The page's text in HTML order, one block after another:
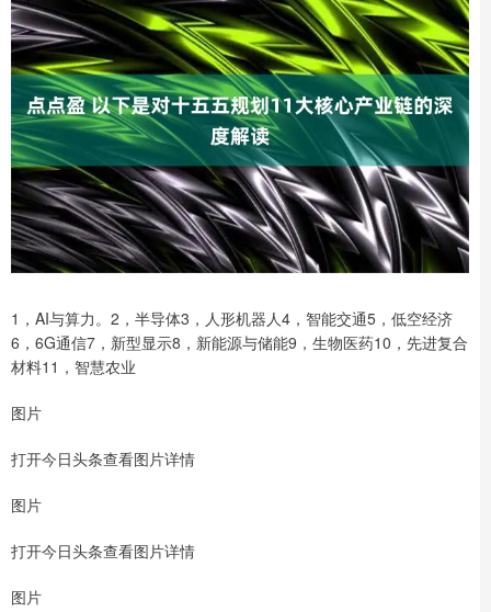
1，AI与算力。2，半导体3，人形机器人4，智能交通5，低空经济
6，6G通信7，新型显示8，新能源与储能9，生物医药10，先进复合
材料11，智慧农业
图片
打开今日头条查看图片详情
图片
打开今日头条查看图片详情
图片